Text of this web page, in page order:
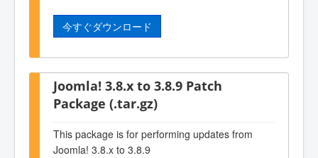
今すぐダウンロード
Joomla! 3.8.x to 3.8.9 Patch
Package (.tar.gz)
This package is for performing updates from
Joomla! 3.8.x to 3.8.9